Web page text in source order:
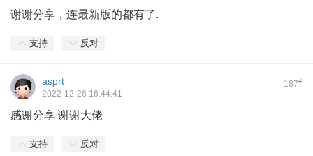
谢谢分享，连最新版的都有了.
支持 反对
187#
asprt
2022-12-26 16:44:41
感谢分享 谢谢大佬
支持 反对